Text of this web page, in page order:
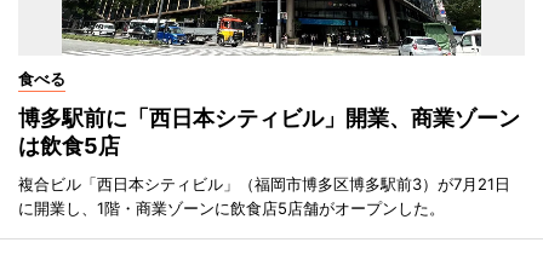
食べる
博多駅前に「西日本シティビル」開業、商業ゾーン
は飲食5店
複合ビル「西日本シティビル」（福岡市博多区博多駅前3）が7月21日
に開業し、1階・商業ゾーンに飲食店5店舗がオープンした。